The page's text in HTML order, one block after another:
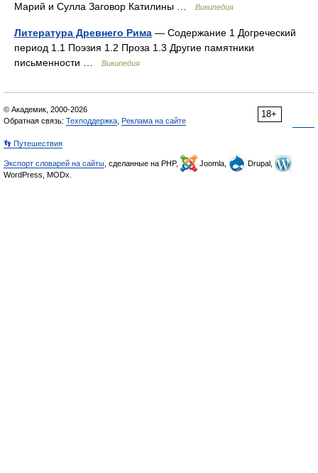
Марий и Сулла Заговор Катилины …
Википедия
Литература Древнего Рима — Содержание 1 Догреческий
период 1.1 Поэзия 1.2 Проза 1.3 Другие памятники
письменности …
Википедия
18+
© Академик, 2000-2026
Обратная связь: Техподдержка Реклама на сайте
👣 Путешествия
Экспорт словарей на сайты , сделанные на PHP, Joomla,
Drupal,
WordPress, MODx.